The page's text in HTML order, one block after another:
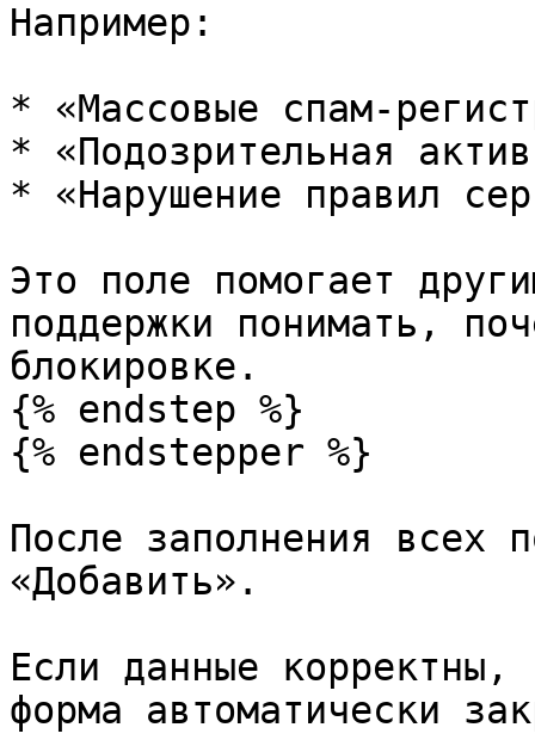
Например:
* «Массовые спам-
* «Подозрительная
* «Нарушение правил
Это поле помогает
поддержки понимать,
блокировке.
{% endstep %}
{% endstepper %}
После заполнения всех
«Добавить».
Если данные
форма автоматически